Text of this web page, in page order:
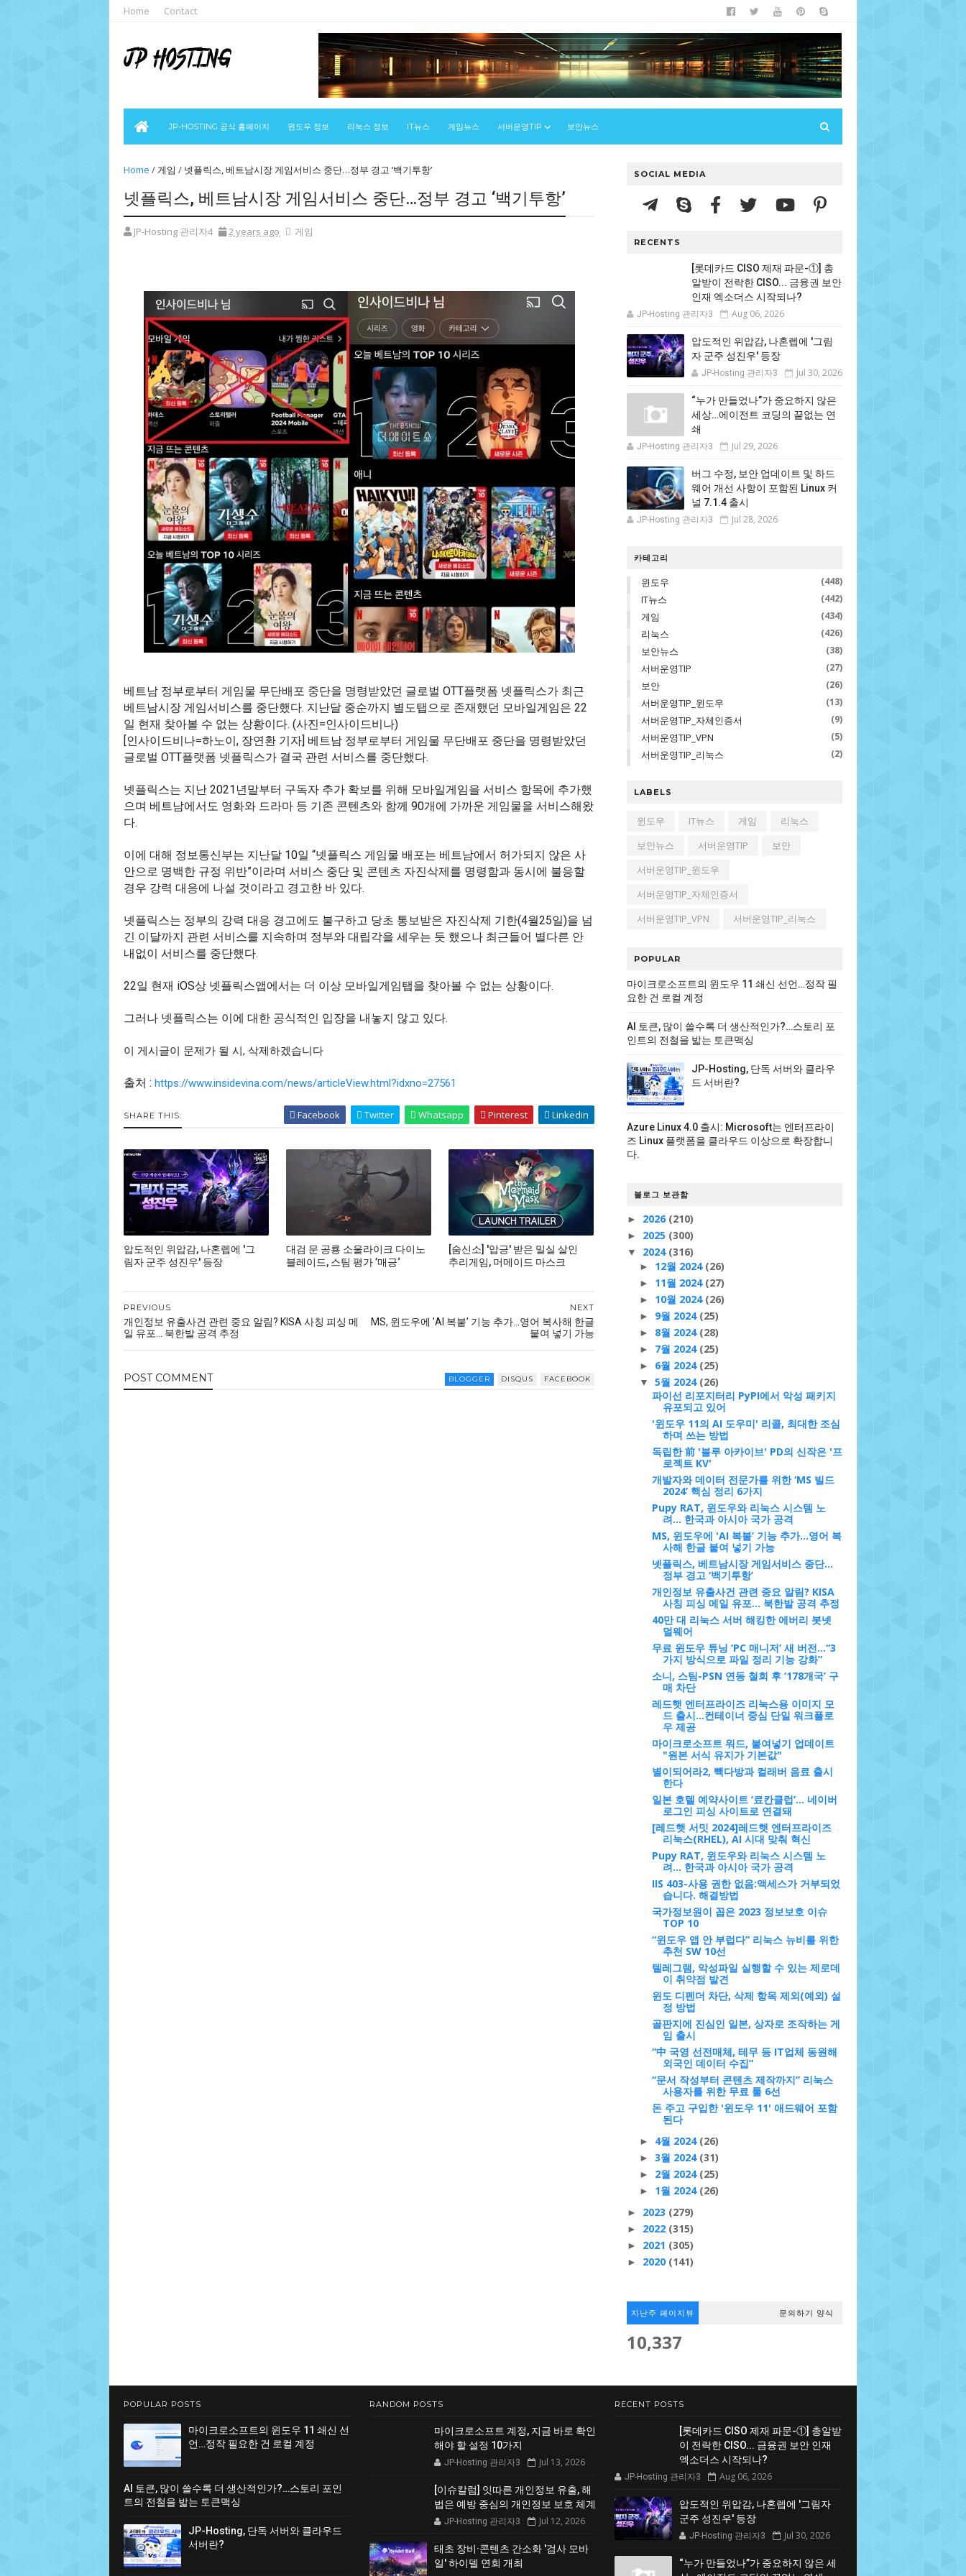
Home Contact
JP-HOSTING 공식 홈페이지 윈도우 정보 리눅스 정보 IT뉴스 게임뉴스 서버운영TIP 보안뉴스
Home /게임 / 넷플릭스, 베트남시장 게임서비스 중단…정부 경고 ‘백기투항’
넷플릭스, 베트남시장 게임서비스 중단…정부 경고 ‘백기투항’
JP-Hosting 관리자4 2 years ago 게임
베트남 정부로부터 게임물 무단배포 중단을 명령받았던 글로벌 OTT플랫폼 넷플릭스가 최근
베트남시장 게임서비스를 중단했다. 지난달 중순까지 별도탭으로 존재했던 모바일게임은 22
일 현재 찾아볼 수 없는 상황이다. (사진=인사이드비나)
[인사이드비나=하노이, 장연환 기자] 베트남 정부로부터 게임물 무단배포 중단을 명령받았던
글로벌 OTT플랫폼 넷플릭스가 결국 관련 서비스를 중단했다.
넷플릭스는 지난 2021년말부터 구독자 추가 확보를 위해 모바일게임을 서비스 항목에 추가했
으며 베트남에서도 영화와 드라마 등 기존 콘텐츠와 함께 90개에 가까운 게임물을 서비스해왔
다.
이에 대해 정보통신부는 지난달 10일 “넷플릭스 게임물 배포는 베트남에서 허가되지 않은 사
안으로 명백한 규정 위반”이라며 서비스 중단 및 콘텐츠 자진삭제를 명령함과 동시에 불응할
경우 강력 대응에 나설 것이라고 경고한 바 있다.
넷플릭스는 정부의 강력 대응 경고에도 불구하고 당초 통보받은 자진삭제 기한(4월25일)을 넘
긴 이달까지 관련 서비스를 지속하며 정부와 대립각을 세우는 듯 했으나 최근들어 별다른 안
내없이 서비스를 중단했다.
22일 현재 iOS상 넷플릭스앱에서는 더 이상 모바일게임탭을 찾아볼 수 없는 상황이다.
그러나 넷플릭스는 이에 대한 공식적인 입장을 내놓지 않고 있다.
이 게시글이 문제가 될 시, 삭제하겠습니다
출처 : https://www.insidevina.com/news/articleView.html?idxno=27561
SHARE THIS: Facebook Twitter Whatsapp Pinterest Linkedin
압도적인 위압감, 나혼렙에 '그
림자 군주 성진우' 등장
대검 문 공룡 소울라이크 다이노
블레이드, 스팀 평가 ’매긍‘
[숨신소] '압긍' 받은 밀실 살인
추리게임, 머메이드 마스크
NEXT
MS, 윈도우에 'AI 복붙’ 기능 추가...영어 복사해 한글
붙여 넣기 가능
PREVIOUS
개인정보 유출사건 관련 중요 알림? KISA 사칭 피싱 메
일 유포... 북한발 공격 추정
POST COMMENT BLOGGER DISQUS FACEBOOK
SOCIAL MEDIA
RECENTS
[롯데카드 CISO 제재 파문-①] 총
알받이 전락한 CISO... 금융권 보안
인재 엑소더스 시작되나?
JP-Hosting 관리자3 Aug 06, 2026
압도적인 위압감, 나혼렙에 '그림
자 군주 성진우' 등장
JP-Hosting 관리자3 Jul 30, 2026
“누가 만들었나”가 중요하지 않은
세상…에이전트 코딩의 끝없는 연
쇄
JP-Hosting 관리자3 Jul 29, 2026
버그 수정, 보안 업데이트 및 하드
웨어 개선 사항이 포함된 Linux 커
널 7.1.4 출시
JP-Hosting 관리자3 Jul 28, 2026
카테고리
윈도우 (448)
IT뉴스 (442)
게임 (434)
리눅스 (426)
보안뉴스 (38)
서버운영TIP (27)
보안 (26)
서버운영TIP_윈도우 (13)
서버운영TIP_자체인증서 (9)
서버운영TIP_VPN (5)
서버운영TIP_리눅스 (2)
LABELS
윈도우 IT뉴스 게임
리눅스
보안뉴스
서버운영TIP
보안
서버운영TIP_윈도우
서버운영TIP_자체인증서
서버운영TIP_VPN
서버운영TIP_리눅스
POPULAR
마이크로소프트의 윈도우 11 쇄신 선언…정작 필
요한 건 로컬 계정
AI 토큰, 많이 쓸수록 더 생산적인가?…스토리 포
인트의 전철을 밟는 토큰맥싱
JP-Hosting, 단독 서버와 클라우
드 서버란?
Azure Linux 4.0 출시: Microsoft는 엔터프라이
즈 Linux 플랫폼을 클라우드 이상으로 확장합니
다.
블로그 보관함
► 2026 (210)
► 2025 (300)
▼ 2024 (316)
► 12월 2024 (26)
► 11월 2024 (27)
► 10월 2024 (26)
► 9월 2024 (25)
► 8월 2024 (28)
► 7월 2024 (25)
► 6월 2024 (25)
▼ 5월 2024 (26)
파이선 리포지터리 PyPI에서 악성 패키지
유포되고 있어
'윈도우 11의 AI 도우미' 리콜, 최대한 조심
하며 쓰는 방법
독립한 前 '블루 아카이브' PD의 신작은 '프
로젝트 KV'
개발자와 데이터 전문가를 위한 ‘MS 빌드
2024’ 핵심 정리 6가지
Pupy RAT, 윈도우와 리눅스 시스템 노
려... 한국과 아시아 국가 공격
MS, 윈도우에 'AI 복붙’ 기능 추가...영어 복
사해 한글 붙여 넣기 가능
넷플릭스, 베트남시장 게임서비스 중단…
정부 경고 ‘백기투항’
개인정보 유출사건 관련 중요 알림? KISA
사칭 피싱 메일 유포... 북한발 공격 추정
40만 대 리눅스 서버 해킹한 에버리 봇넷
멀웨어
무료 윈도우 튜닝 ‘PC 매니저’ 새 버전…“3
가지 방식으로 파일 정리 기능 강화”
소니, 스팀-PSN 연동 철회 후 ‘178개국’ 구
매 차단
레드햇 엔터프라이즈 리눅스용 이미지 모
드 출시...컨테이너 중심 단일 워크플로
우 제공
마이크로소프트 워드, 붙여넣기 업데이트
"원본 서식 유지가 기본값"
별이되어라2, 빽다방과 컬래버 음료 출시
한다
일본 호텔 예약사이트 ‘료칸클럽’... 네이버
로그인 피싱 사이트로 연결돼
[레드햇 서밋 2024]레드햇 엔터프라이즈
리눅스(RHEL), AI 시대 맞춰 혁신
Pupy RAT, 윈도우와 리눅스 시스템 노
려... 한국과 아시아 국가 공격
IIS 403-사용 권한 없음:액세스가 거부되었
습니다. 해결방법
국가정보원이 꼽은 2023 정보보호 이슈
TOP 10
“윈도우 앱 안 부럽다” 리눅스 뉴비를 위한
추천 SW 10선
텔레그램, 악성파일 실행할 수 있는 제로데
이 취약점 발견
윈도 디펜더 차단, 삭제 항목 제외(예외) 설
정 방법
골판지에 진심인 일본, 상자로 조작하는 게
임 출시
“中 국영 선전매체, 테무 등 IT업체 동원해
외국인 데이터 수집”
“문서 작성부터 콘텐츠 제작까지” 리눅스
사용자를 위한 무료 툴 6선
돈 주고 구입한 '윈도우 11' 애드웨어 포함
된다
► 4월 2024 (26)
► 3월 2024 (31)
► 2월 2024 (25)
► 1월 2024 (26)
► 2023 (279)
► 2022 (315)
► 2021 (305)
► 2020 (141)
지난주 페이지뷰 문의하기 양식
10,337
POPULAR POSTS
마이크로소프트의 윈도우 11 쇄신 선
언…정작 필요한 건 로컬 계정
AI 토큰, 많이 쓸수록 더 생산적인가?…스토리 포인
트의 전철을 밟는 토큰맥싱
JP-Hosting, 단독 서버와 클라우드
서버란?
RANDOM POSTS
마이크로소프트 계정, 지금 바로 확인
해야 할 설정 10가지
JP-Hosting 관리자3 Jul 13, 2026
[이슈칼럼] 잇따른 개인정보 유출, 해
법은 예방 중심의 개인정보 보호 체계
JP-Hosting 관리자3 Jul 12, 2026
태초 장비·콘텐츠 간소화 '검사 모바
일' 하이델 연회 개최
RECENT POSTS
[롯데카드 CISO 제재 파문-①] 총알받
이 전락한 CISO... 금융권 보안 인재
엑소더스 시작되나?
JP-Hosting 관리자3 Aug 06, 2026
압도적인 위압감, 나혼렙에 '그림자
군주 성진우' 등장
JP-Hosting 관리자3 Jul 30, 2026
“누가 만들었나”가 중요하지 않은 세